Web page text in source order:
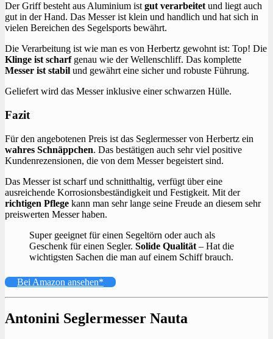
Der Griff besteht aus Aluminium istgut verarbeitetund liegt auch
gut in der Hand. Das Messer ist klein und handlich und hat sich in
vielen Bereichen des Segelsports bewährt.
Die Verarbeitung ist wie man es von Herbertz gewohnt ist: Top! Die
Klinge ist scharfgenau wie der Wellenschliff. Das komplette
Messer ist stabil und gewährt eine sicher und robuste Führung.
Geliefert wird das Messer inklusive einer schwarzen Hülle.
Fazit
Für den angebotenen Preis ist das Seglermesser von Herbertz ein
wahres Schnäppchen. Das bestätigen auch sehr viel positive
Kundenrezensionen, die von dem Messer begeistert sind.
Das Messer ist scharf und schnitthaltig, verfügt über eine
ausreichende Korrosionsbeständigkeit und Festigkeit. Mit der
richtigen Pflege kann man sehr lange seine Freude an diesem sehr
preiswerten Messer haben.
Super geeignet für einen Segeltörn oder auch als
Geschenk für einen Segler. Solide Qualität – Hat die
wichtigsten Sachen die man auf einem Schiff brauch.
Bei Amazon ansehen*
Antonini Seglermesser Nauta